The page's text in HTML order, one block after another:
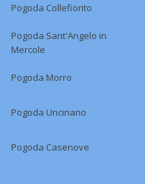
Pogoda Collefiorito
Pogoda Sant'Angelo in
Mercole
Pogoda Morro
Pogoda Uncinano
Pogoda Casenove